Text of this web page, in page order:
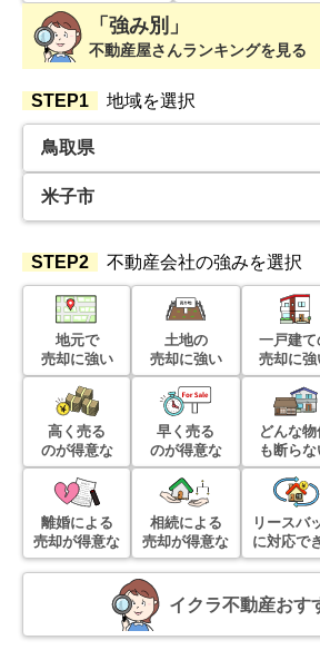
3,300 万円
階数:2
建物面積:
1,000
島根県松江市東津田町
階数:2階 築年数:
建物面積:
㎡ 土地面
800 万円
鳥取県米子市彦名町
階数:2階 築年数:
建物面積:83㎡ 土地面
1,500万円
「強み別」
不動産屋さんランキングを見る
STEP1 地域を選択
STEP2 不動産会社の強みを選択
地元で
売却に強い
土地の
売却に強い
一戸建て
売却に強
高く売る
のが得意な
早く売る
のが得意な
どんな物
も断らな
離婚による
売却が得意な
相続による
売却が得意な
リースバ
に対応で
イクラ不動産おす